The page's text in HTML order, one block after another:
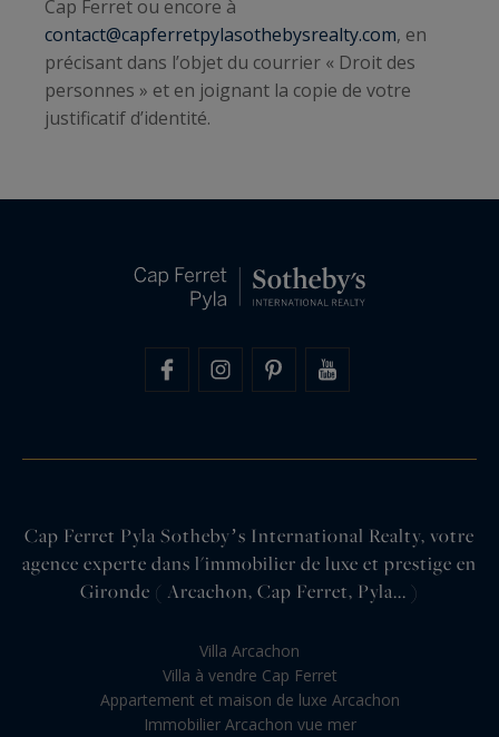
Cap Ferret ou encore à
contact@capferretpylasothebysrealty.com, en
précisant dans l’objet du courrier « Droit des
personnes » et en joignant la copie de votre
justificatif d’identité.
Cap Ferret Pyla Sothebyʼs International Realty, votre
agence experte dans l'immobilier de luxe et prestige en
Gironde ( Arcachon, Cap Ferret, Pyla... )
Villa Arcachon
Villa à vendre Cap Ferret
Appartement et maison de luxe Arcachon
Immobilier Arcachon vue mer